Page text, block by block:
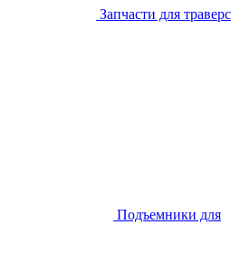
Запчасти для траверс
Подъемники для